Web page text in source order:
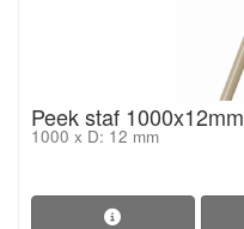
Peek staf 1000x12mm
1000 x D: 12 mm